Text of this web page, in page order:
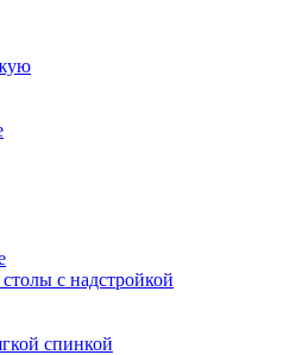
с надстройкой
спинкой